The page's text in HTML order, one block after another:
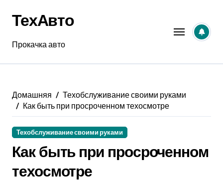
содержанию
ТехАвто
Прокачка авто
Домашняя
Техобслуживание своими руками
Как быть при просроченном техосмотре
Техобслуживание своими руками
Как быть при просроченном
техосмотре